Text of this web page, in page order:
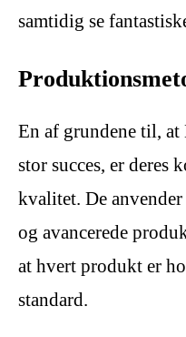
samtidig se
En af grundene til, at
stor succes, er deres
kvalitet. De
og avancerede
at hvert produkt er
standard.